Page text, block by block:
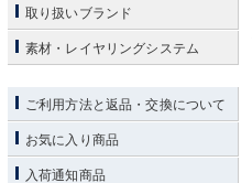
取り扱いブランド
素材・レイヤリングシステム
ご利用方法と返品・交換について
お気に入り商品
入荷通知商品